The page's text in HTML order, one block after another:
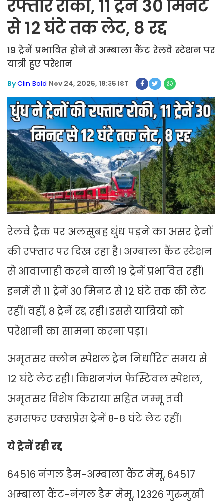
रफ्तार रोकी, 11 ट्रेनें 30 मिनट
से 12 घंटे तक लेट, 8 रद्द
19 ट्रेनें प्रभावित होने से अम्बाला कैंट रेलवे स्टेशन पर
यात्री हुए परेशान
ByClin Bold Nov 24, 2025, 19:35 IST
रेलवे ट्रैक पर अलसुबह धुंध पड़ने का असर ट्रेनों
की रफ्तार पर दिख रहा है। अम्बाला कैंट स्टेशन
से आवाजाही करने वाली 19 ट्रेनें प्रभावित रहीं।
इनमें से 11 ट्रेनें 30 मिनट से 12 घंटे तक की लेट
रहीं। वहीं, 8 ट्रेनें रद्द रही। इससे यात्रियों को
परेशानी का सामना करना पड़ा।
अमृतसर क्लोन स्पेशल ट्रेन निर्धारित समय से
12 घंटे लेट रही। किशनगंज फेस्टिवल स्पेशल,
अमृतसर विशेष किराया सहित जम्मू तवी
हमसफर एक्सप्रेस ट्रेनें 8-8 घंटे लेट रहीं।
ये ट्रेनें रही रद्द
64516 नंगल डैम-अम्बाला कैंट मेमू, 64517
अम्बाला कैंट-नंगल डैम मेमू, 12326 गुरुमुखी